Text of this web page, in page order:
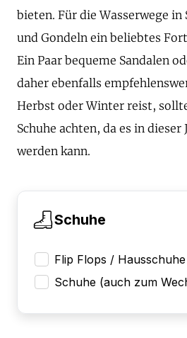
bieten. Für die Wasserwege in
und Gondeln ein beliebtes
Ein Paar bequeme Sandalen
daher ebenfalls
Herbst oder Winter reist,
Schuhe achten, da es in
werden kann.
Schuhe
Flip Flops / Hausschuhe
Schuhe (auch zum